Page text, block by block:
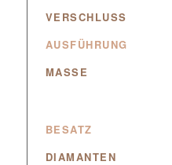
VERSCHLUSS
AUSFÜHRUNG
MASSE
BESATZ
DIAMANTEN